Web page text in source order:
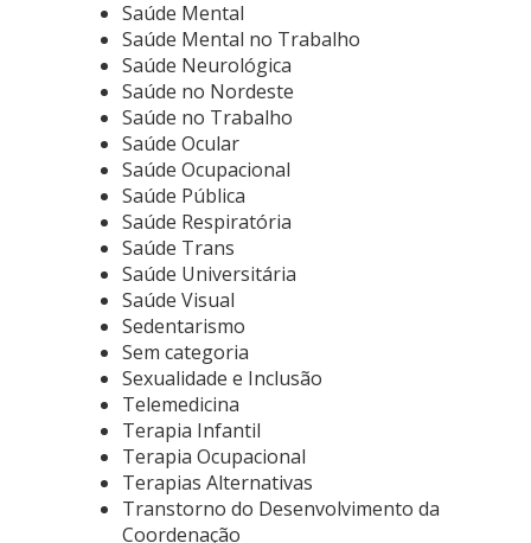
Saúde Mental
Saúde Mental no Trabalho
Saúde Neurológica
Saúde no Nordeste
Saúde no Trabalho
Saúde Ocular
Saúde Ocupacional
Saúde Pública
Saúde Respiratória
Saúde Trans
Saúde Universitária
Saúde Visual
Sedentarismo
Sem categoria
Sexualidade e Inclusão
Telemedicina
Terapia Infantil
Terapia Ocupacional
Terapias Alternativas
Transtorno do Desenvolvimento da
Coordenação